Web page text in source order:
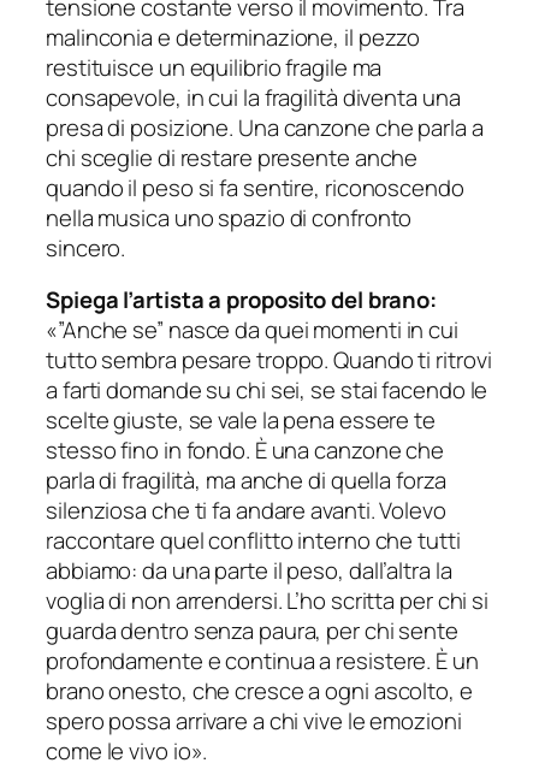
tensione costante verso il movimento. Tra
malinconia e determinazione, il pezzo
restituisce un equilibrio fragile ma
consapevole, in cui la fragilità diventa una
presa di posizione. Una canzone che parla a
chi sceglie di restare presente anche
quando il peso si fa sentire, riconoscendo
nella musica uno spazio di confronto
sincero.
Spiega l’artista a proposito del brano:
«”Anche se” nasce da quei momenti in cui
tutto sembra pesare troppo. Quando ti ritrovi
a farti domande su chi sei, se stai facendo le
scelte giuste, se vale la pena essere te
stesso fino in fondo. È una canzone che
parla di fragilità, ma anche di quella forza
silenziosa che ti fa andare avanti. Volevo
raccontare quel conflitto interno che tutti
abbiamo: da una parte il peso, dall’altra la
voglia di non arrendersi. L’ho scritta per chi si
guarda dentro senza paura, per chi sente
profondamente e continua a resistere. È un
brano onesto, che cresce a ogni ascolto, e
spero possa arrivare a chi vive le emozioni
come le vivo io».